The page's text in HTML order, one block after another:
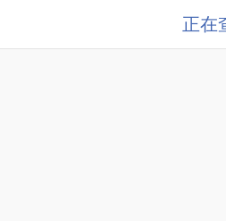
正在